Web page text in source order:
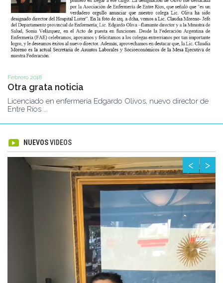
Febrero 2018
Otra grata noticia
Licenciado en enfermería Edgardo Olivos, nuevo director de
Entre Ríos ...
NUEVOSVIDEOS
< >